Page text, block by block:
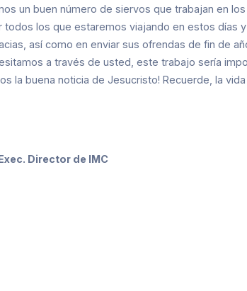
un buen número de siervos que trabajan en
los que estaremos viajando en estos días
así como en enviar sus ofrendas de fin de
a través de usted, este trabajo sería
la buena noticia de Jesucristo! Recuerde, la
Director de IMC